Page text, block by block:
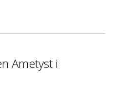
Ametyst i